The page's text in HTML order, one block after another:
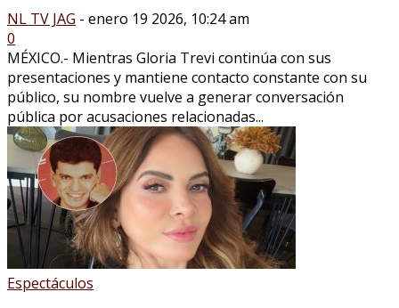
NL TV JAG - enero 19 2026, 10:24 am
0
MÉXICO.- Mientras Gloria Trevi continúa con sus
presentaciones y mantiene contacto constante con su
público, su nombre vuelve a generar conversación
pública por acusaciones relacionadas...
Espectáculos